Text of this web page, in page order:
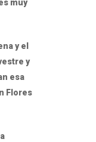
muy
y el
y
esa
Flores